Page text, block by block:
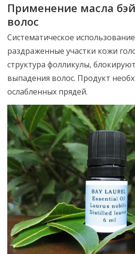
Применение масла
волос
Систематическое
раздраженные участки кожи
структура фолликулы,
выпадения волос. Продукт
ослабленных прядей.